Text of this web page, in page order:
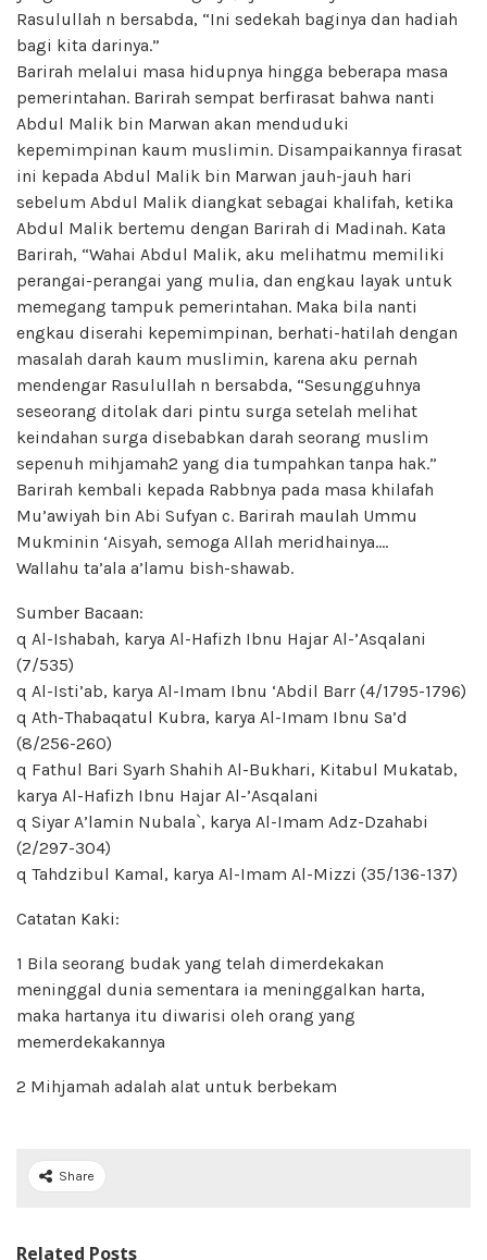
Rasulullah n bersabda, “Ini sedekah baginya dan hadiah
bagi kita darinya.”
Barirah melalui masa hidupnya hingga beberapa masa
pemerintahan. Barirah sempat berfirasat bahwa nanti
Abdul Malik bin Marwan akan menduduki
kepemimpinan kaum muslimin. Disampaikannya firasat
ini kepada Abdul Malik bin Marwan jauh-jauh hari
sebelum Abdul Malik diangkat sebagai khalifah, ketika
Abdul Malik bertemu dengan Barirah di Madinah. Kata
Barirah, “Wahai Abdul Malik, aku melihatmu memiliki
perangai-perangai yang mulia, dan engkau layak untuk
memegang tampuk pemerintahan. Maka bila nanti
engkau diserahi kepemimpinan, berhati-hatilah dengan
masalah darah kaum muslimin, karena aku pernah
mendengar Rasulullah n bersabda, “Sesungguhnya
seseorang ditolak dari pintu surga setelah melihat
keindahan surga disebabkan darah seorang muslim
sepenuh mihjamah2 yang dia tumpahkan tanpa hak.”
Barirah kembali kepada Rabbnya pada masa khilafah
Mu’awiyah bin Abi Sufyan c. Barirah maulah Ummu
Mukminin ‘Aisyah, semoga Allah meridhainya….
Wallahu ta’ala a’lamu bish-shawab.
Sumber Bacaan:
q Al-Ishabah, karya Al-Hafizh Ibnu Hajar Al-’Asqalani
(7/535)
q Al-Isti’ab, karya Al-Imam Ibnu ‘Abdil Barr (4/1795-1796)
q Ath-Thabaqatul Kubra, karya Al-Imam Ibnu Sa’d
(8/256-260)
q Fathul Bari Syarh Shahih Al-Bukhari, Kitabul Mukatab,
karya Al-Hafizh Ibnu Hajar Al-’Asqalani
q Siyar A’lamin Nubala`, karya Al-Imam Adz-Dzahabi
(2/297-304)
q Tahdzibul Kamal, karya Al-Imam Al-Mizzi (35/136-137)
Catatan Kaki:
1 Bila seorang budak yang telah dimerdekakan
meninggal dunia sementara ia meninggalkan harta,
maka hartanya itu diwarisi oleh orang yang
memerdekakannya
2 Mihjamah adalah alat untuk berbekam
Share
Related Posts